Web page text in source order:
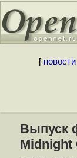
[ новости
Выпуск
Midnight